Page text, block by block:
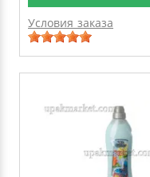
Условия заказа